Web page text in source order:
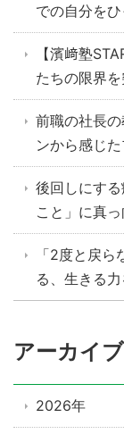
での自分を
【濱﨑塾
たちの限界
前職の社長
ンから感じ
後回しにす
こと」に真
「2度と戻
る、生きる
アーカイブ
2026年